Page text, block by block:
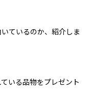
ているのか、紹介しま
いる品物をプレゼント